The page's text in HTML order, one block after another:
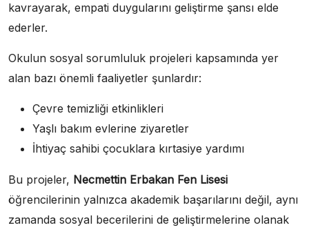
kavrayarak, empati duygularını geliştirme şansı elde
ederler.
Okulun sosyal sorumluluk projeleri kapsamında yer
alan bazı önemli faaliyetler şunlardır:
Çevre temizliği etkinlikleri
Yaşlı bakım evlerine ziyaretler
İhtiyaç sahibi çocuklara kırtasiye yardımı
Bu projeler, Necmettin Erbakan Fen Lisesi
öğrencilerinin yalnızca akademik başarılarını değil, aynı
zamanda sosyal becerilerini de geliştirmelerine olanak